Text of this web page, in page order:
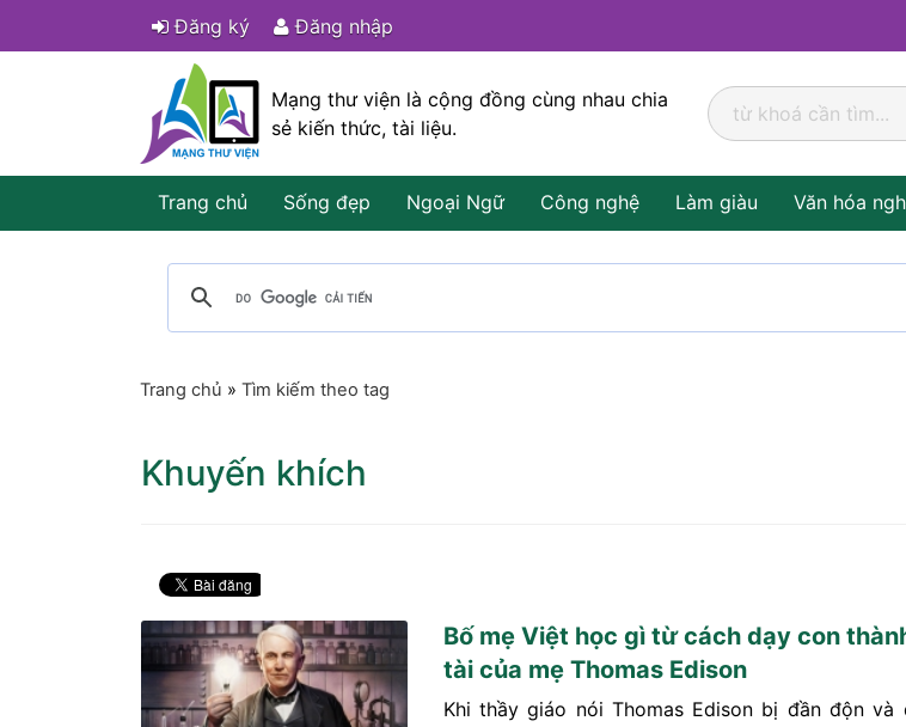
Đăng ký Đăng nhập
Mạng thư viện là cộng đồng cùng nhau chia
sẻ kiến thức, tài liệu.
Trang chủ Sống đẹp Ngoại Ngữ Công nghệ Làm giàu Văn hóa
Trang chủ » Tìm kiếm theo tag
Khuyến khích
Bố mẹ Việt học gì từ cách dạy con
tài của mẹ Thomas Edison
Khi thầy giáo nói Thomas Edison bị đần độn và